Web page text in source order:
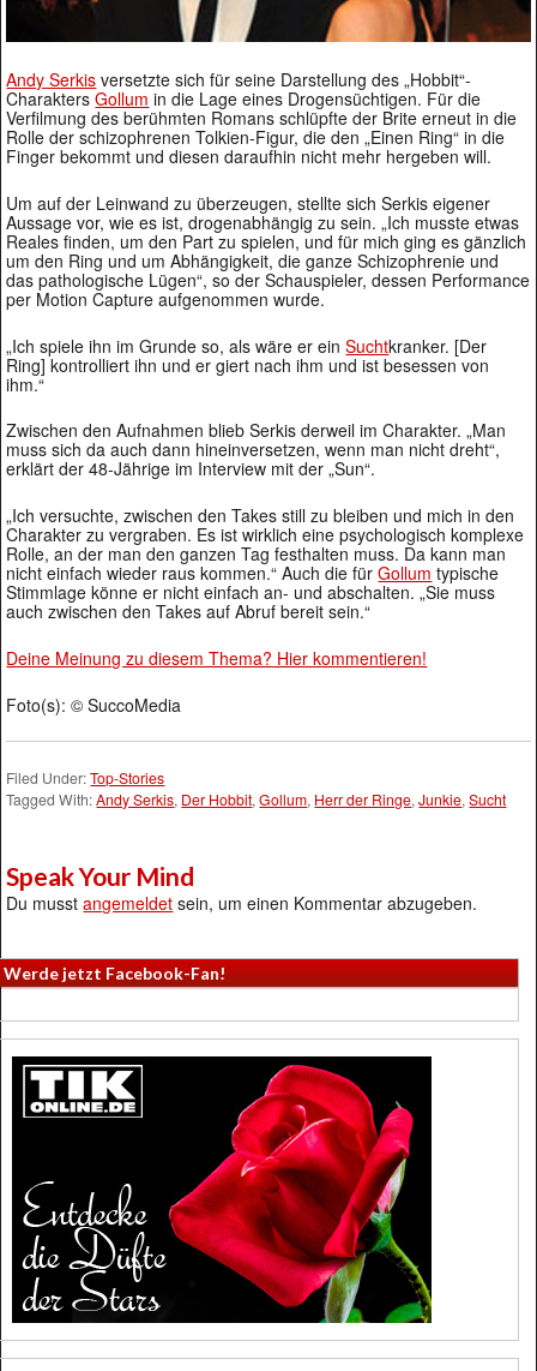
Andy Serkis versetzte sich für seine Darstellung des „Hobbit“-
CharaktersGollum in die Lage eines Drogensüchtigen. Für die
Verfilmung des berühmten Romans schlüpfte der Brite erneut in die
Rolle der schizophrenen Tolkien-Figur, die den „Einen Ring“ in die
Finger bekommt und diesen daraufhin nicht mehr hergeben will.
Um auf der Leinwand zu überzeugen, stellte sich Serkis eigener
Aussage vor, wie es ist, drogenabhängig zu sein. „Ich musste etwas
Reales finden, um den Part zu spielen, und für mich ging es gänzlich
um den Ring und um Abhängigkeit, die ganze Schizophrenie und
das pathologische Lügen“, so der Schauspieler, dessen Performance
per Motion Capture aufgenommen wurde.
„Ich spiele ihn im Grunde so, als wäre er einSuchtkranker. [Der
Ring] kontrolliert ihn und er giert nach ihm und ist besessen von
ihm.“
Zwischen den Aufnahmen blieb Serkis derweil im Charakter. „Man
muss sich da auch dann hineinversetzen, wenn man nicht dreht“,
erklärt der 48-Jährige im Interview mit der „Sun“.
„Ich versuchte, zwischen den Takes still zu bleiben und mich in den
Charakter zu vergraben. Es ist wirklich eine psychologisch komplexe
Rolle, an der man den ganzen Tag festhalten muss. Da kann man
nicht einfach wieder raus kommen.“ Auch die fürGollum typische
Stimmlage könne er nicht einfach an- und abschalten. „Sie muss
auch zwischen den Takes auf Abruf bereit sein.“
Deine Meinung zu diesem Thema? Hier kommentieren!
Foto(s): © SuccoMedia
Filed Under:Top-Stories
Tagged With:Andy Serkis, Der Hobbit,Gollum, Herr der Ringe,Junkie,Sucht
Speak Your Mind
Du musstangemeldet sein, um einen Kommentar abzugeben.
Werde jetzt Facebook-Fan!